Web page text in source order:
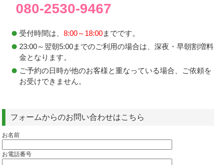
080-2530-9467
受付時間は、8:00～18:00までです。
23:00～翌朝5:00までのご利用の場合は、深夜・早朝割増料
金となります。
ご予約の日時が他のお客様と重なっている場合、ご依頼を
お受けできません。
フォームからのお問い合わせはこちら
お名前
お電話番号